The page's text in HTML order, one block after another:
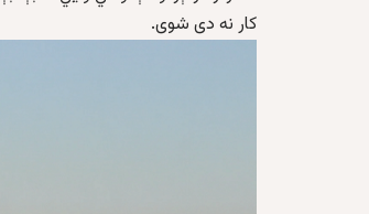
کار نه دی شوی.